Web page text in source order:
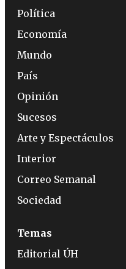
Política
Economía
Mundo
País
Opinión
Sucesos
Arte y Espectáculos
Interior
Correo Semanal
Sociedad
Temas
Editorial ÚH